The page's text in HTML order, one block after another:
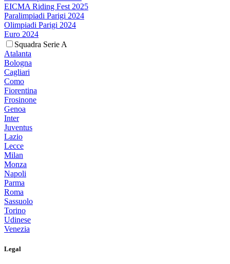
EICMA Riding Fest 2025
Paralimpiadi Parigi 2024
Olimpiadi Parigi 2024
Euro 2024
Squadra Serie A
Atalanta
Bologna
Cagliari
Como
Fiorentina
Frosinone
Genoa
Inter
Juventus
Lazio
Lecce
Milan
Monza
Napoli
Parma
Roma
Sassuolo
Torino
Udinese
Venezia
Legal